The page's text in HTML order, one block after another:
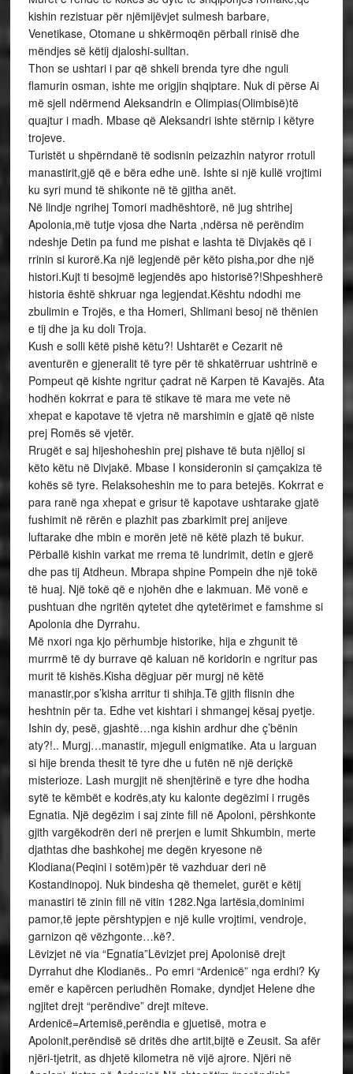
kishin rezistuar për njëmijëvjet sulmesh barbare,
Venetikase, Otomane u shkërmoqën përball rinisë dhe
mëndjes së këtij djaloshi-sulltan.
Thon se ushtari i par që shkeli brenda tyre dhe nguli
flamurin osman, ishte me origjin shqiptare. Nuk di përse Ai
më sjell ndërmend Aleksandrin e Olimpias(Olimbisë)të
quajtur i madh. Mbase që Aleksandri ishte stërnip i këtyre
trojeve.
Turistët u shpërndanë të sodisnin peizazhin natyror rrotull
manastirit,gjë që e bëra edhe unë. Ishte si një kullë vrojtimi
ku syri mund të shikonte në të gjitha anët.
Në lindje ngrihej Tomori madhështorë, në jug shtrihej
Apolonia,më tutje vjosa dhe Narta ,ndërsa në perëndim
ndeshje Detin pa fund me pishat e lashta të Divjakës që i
rrinin si kurorë.Ka një legjendë për këto pisha,por dhe një
histori.Kujt ti besojmë legjendës apo historisë?!Shpeshherë
historia është shkruar nga legjendat.Kështu ndodhi me
zbulimin e Trojës, e tha Homeri, Shlimani besoj në thënien
e tij dhe ja ku doli Troja.
Kush e solli këtë pishë këtu?! Ushtarët e Cezarit në
aventurën e gjeneralit të tyre për të shkatërruar ushtrinë e
Pompeut që kishte ngritur çadrat në Karpen të Kavajës. Ata
hodhën kokrrat e para të stikave të mara me vete në
xhepat e kapotave të vjetra në marshimin e gjatë që niste
prej Romës së vjetër.
Rrugët e saj hijeshoheshin prej pishave të buta njëlloj si
këto këtu në Divjakë. Mbase I konsideronin si çamçakiza të
kohës së tyre. Relaksoheshin me to para betejës. Kokrrat e
para ranë nga xhepat e grisur të kapotave ushtarake gjatë
fushimit në rërën e plazhit pas zbarkimit prej anijeve
luftarake dhe mbin e morën jetë në këtë plazh të bukur.
Përballë kishin varkat me rrema të lundrimit, detin e gjerë
dhe pas tij Atdheun. Mbrapa shpine Pompein dhe një tokë
të huaj. Një tokë që e njohën dhe e lakmuan. Më vonë e
pushtuan dhe ngritën qytetet dhe qytetërimet e famshme si
Apolonia dhe Dyrrahu.
Më nxori nga kjo përhumbje historike, hija e zhgunit të
murrmë të dy burrave që kaluan në koridorin e ngritur pas
murit të kishës.Kisha dëgjuar për murgj në këtë
manastir,por s’kisha arritur ti shihja.Të gjith flisnin dhe
heshtnin për ta. Edhe vet kishtari i shmangej kësaj pyetje.
Ishin dy, pesë, gjashtë…nga kishin ardhur dhe ç’bënin
aty?!.. Murgj…manastir, mjegull enigmatike. Ata u larguan
si hije brenda thesit të tyre dhe u futën në një deriçkë
misterioze. Lash murgjit në shenjtërinë e tyre dhe hodha
sytë te këmbët e kodrës,aty ku kalonte degëzimi i rrugës
Egnatia. Një degëzim i saj zinte fill në Apoloni, përshkonte
gjith vargëkodrën deri në prerjen e lumit Shkumbin, merte
djathtas dhe bashkohej me degën kryesone në
Klodiana(Peqini i sotëm)për të vazhduar deri në
Kostandinopoj. Nuk bindesha që themelet, gurët e këtij
manastiri të zinin fill në vitin 1282.Nga lartësia,dominimi
pamor,të jepte përshtypjen e një kulle vrojtimi, vendroje,
garnizon që vëzhgonte…kë?.
Lëvizjet në via “Egnatia”Lëvizjet prej Apolonisë drejt
Dyrrahut dhe Klodianës.. Po emri “Ardenicë” nga erdhi? Ky
emër e kapërcen periudhën Romake, dyndjet Helene dhe
ngjitet drejt “perëndive” drejt miteve.
Ardenicë=Artemisë,perëndia e gjuetisë, motra e
Apolonit,perëndisë së dritës dhe artit,bijtë e Zeusit. Sa afër
njëri-tjetrit, as dhjetë kilometra në vijë ajrore. Njëri në